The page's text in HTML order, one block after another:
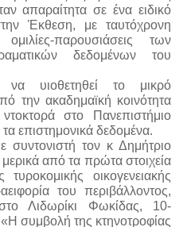
απαραίτητα σε ένα ειδικό
Έκθεση, με ταυτόχρονη
παρουσιάσεις των
δεδομένων του
να υιοθετηθεί το μικρό
την ακαδημαϊκή κοινότητα
στο Πανεπιστήμιο
επιστημονικά δεδομένα.
συντονιστή τον κ Δημήτριο
από τα πρώτα στοιχεία
οικογενειακής
του περιβάλλοντος,
Λιδωρίκι Φωκίδας,
10-
συμβολή της κτηνοτροφίας